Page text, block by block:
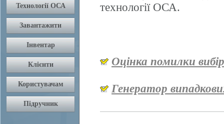
технології ОСА.
Оцінка помилки
Генератор